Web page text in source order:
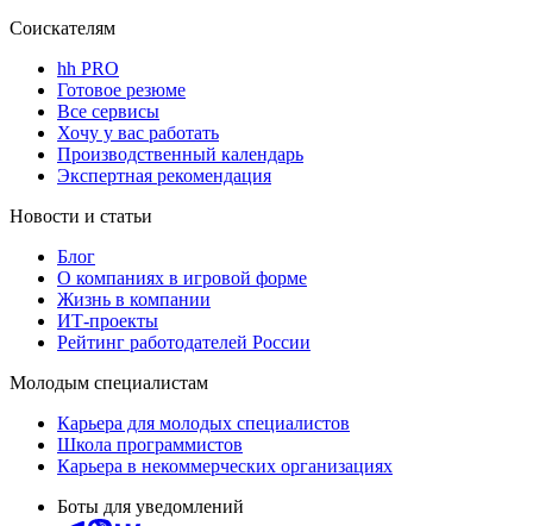
Соискателям
hh PRO
Готовое резюме
Все сервисы
Хочу у вас работать
Производственный календарь
Экспертная рекомендация
Новости и статьи
Блог
О компаниях в игровой форме
Жизнь в компании
ИТ-проекты
Рейтинг работодателей России
Молодым специалистам
Карьера для молодых специалистов
Школа программистов
Карьера в некоммерческих организациях
Боты для уведомлений